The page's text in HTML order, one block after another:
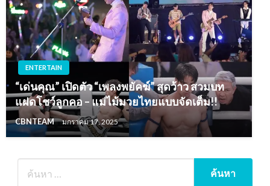
ENTERTAIN
“เด่นคุณ” เปิดตัว “เพลงพยัคฆ์” สุดว้าว สวมบท
แฝดโชว์ลูกคอ – แม่ไม้มวยไทยแบบจัดเต็ม!!
CBNTEAM มกราคม 17, 2025